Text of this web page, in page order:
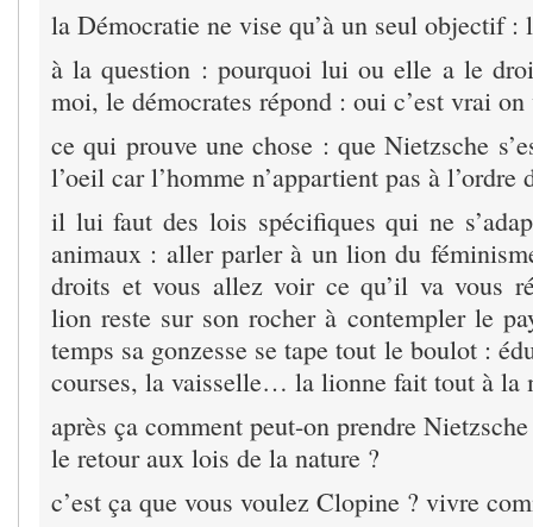
la Démocratie ne vise qu’à un seul objectif :
à la question : pourquoi lui ou elle a le
moi, le démocrates répond : oui c’est vrai
ce qui prouve une chose : que Nietzsche
l’oeil car l’homme n’appartient pas à
il lui faut des lois spécifiques qui ne
animaux : aller parler à un lion du
droits et vous allez voir ce qu’il va vous
lion reste sur son rocher à contempler le
temps sa gonzesse se tape tout le boulot :
courses, la vaisselle… la lionne fait tout à la
après ça comment peut-on prendre
le retour aux lois de la nature ?
c’est ça que vous voulez Clopine ? vivre